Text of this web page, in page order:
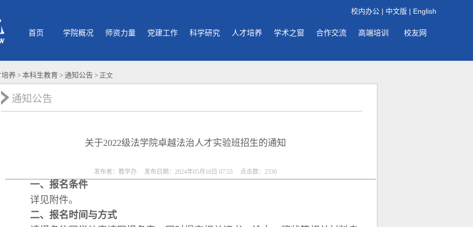
校内办公 | 中文版 | English
首页 学院概况 师资力量 党建工作 科学研究 人才培养 学术之窗 合作交流 高端培训 校友网
培养 > 本科生教育> 通知公告> 正文
通知公告
关于2022级法学院卓越法治人才实验班招生的通知
发布者：教学办 发布日期：2024年05月10日 07:55 点击数： 2330
一、报名条件
详见附件。
二、报名时间与方式